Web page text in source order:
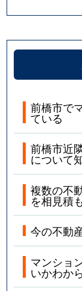
前橋市で
ている
前橋市近
について
複数の不
を相見積
今の不動
マンショ
いかわか